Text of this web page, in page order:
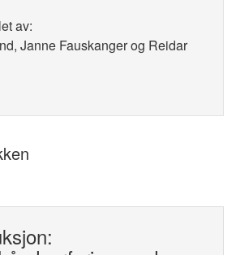
av:
Janne Fauskanger og Reidar